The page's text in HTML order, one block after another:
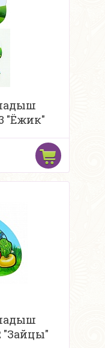
"Ёжик"
"Зайцы"